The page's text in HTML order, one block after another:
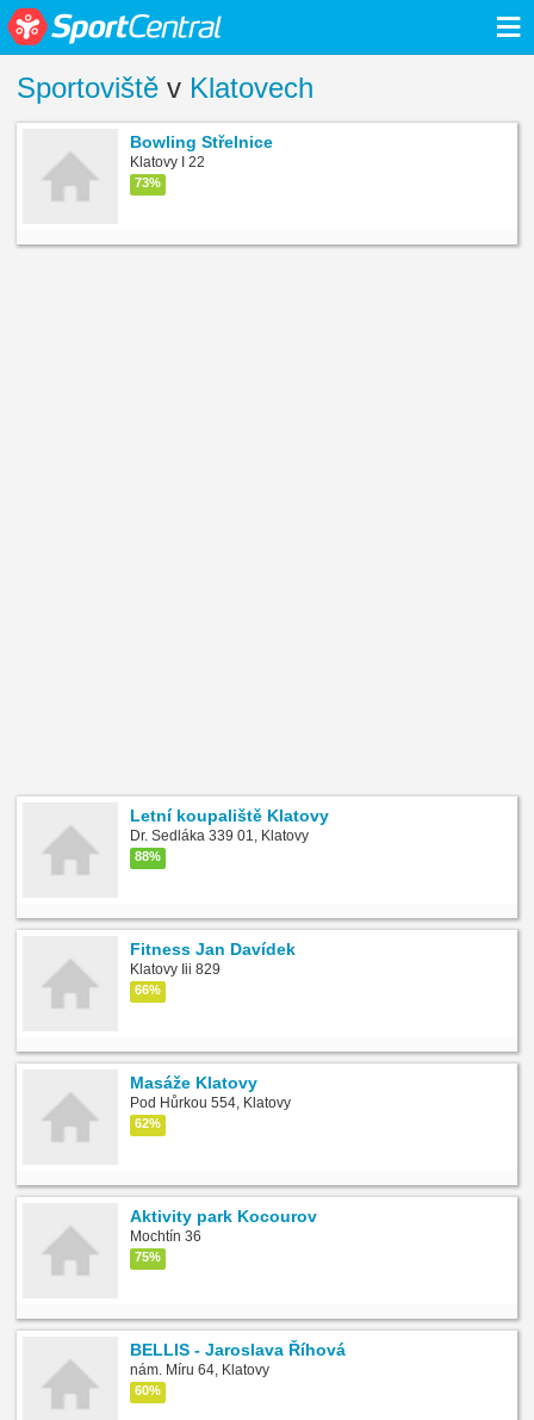
≡
Sportoviště v Klatovech
Bowling Střelnice
Klatovy I 22
73%
Letní koupaliště Klatovy
Dr. Sedláka 339 01, Klatovy
88%
Fitness Jan Davídek
Klatovy Iii 829
66%
Masáže Klatovy
Pod Hůrkou 554, Klatovy
62%
Aktivity park Kocourov
Mochtín 36
75%
BELLIS - Jaroslava Říhová
nám. Míru 64, Klatovy
60%